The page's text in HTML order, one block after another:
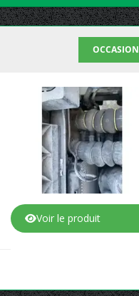
OCCASION
Voir le produit